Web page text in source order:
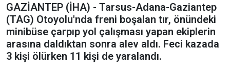
GAZİANTEP (İHA) - Tarsus-Adana-Gaziantep
(TAG) Otoyolu'nda freni boşalan tır, önündeki
minibüse çarpıp yol çalışması yapan ekiplerin
arasına daldıktan sonra alev aldı. Feci kazada
3 kişi ölürken 11 kişi de yaralandı.